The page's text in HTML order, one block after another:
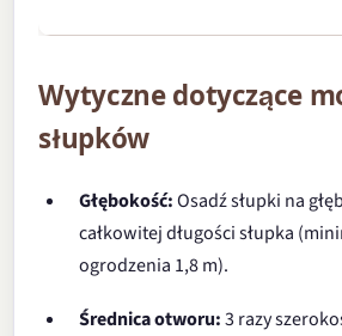
Wytyczne dotyczące
słupków
Głębokość:Osadź słupki na
całkowitej długości słupka
ogrodzenia 1,8 m).
Średnica otworu:3 razy